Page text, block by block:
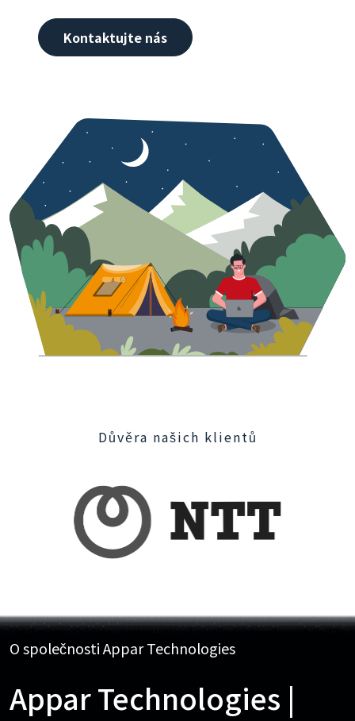
Kontaktujte nás
Důvěra našich klientů
O společnosti Appar Technologies
Appar Technologies |